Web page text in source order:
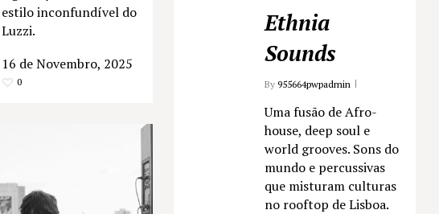
estilo inconfundível do
Luzzi.
16 de Novembro, 2025
0
Ethnia
Sounds
By 955664pwpadmin
Uma fusão de Afro-
house, deep soul e
world grooves. Sons do
mundo e percussivas
que misturam culturas
no rooftop de Lisboa.